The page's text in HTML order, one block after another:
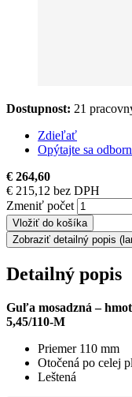
Dostupnost: 21
Zdieľať
Opýtajte sa
€ 264,60
€ 215,12 bez DPH
Zmeniť počet
Vložiť do košíka
Zobraziť detailný popis
Detailný popis
Guľa mosadzná –
5,45/110-M
Priemer 110 mm
Otočená po celej
Leštená